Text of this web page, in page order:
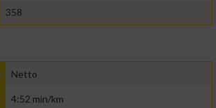
358
Netto
4:52 min/km